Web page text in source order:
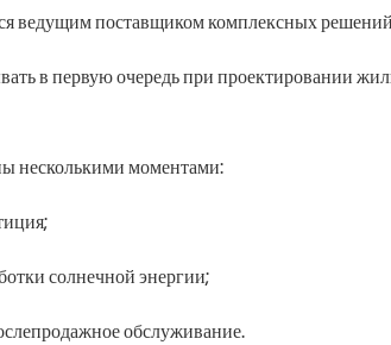
ведущим поставщиком комплексных решений
в первую очередь при проектировании
несколькими моментами:
солнечной энергии;
обслуживание.